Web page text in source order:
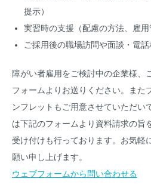
提示）
実習時の支援（配慮の方法、雇用
ご採用後の職場訪問や面談・電
障がい者雇用をご検討中の企業様、
フォームよりお送りください。また
ンフレットもご用意させていただい
は下記のフォームより資料請求の旨
受け付けも行っております。お気軽
願い申し上げます。
ウェブフォームから問い合わせる